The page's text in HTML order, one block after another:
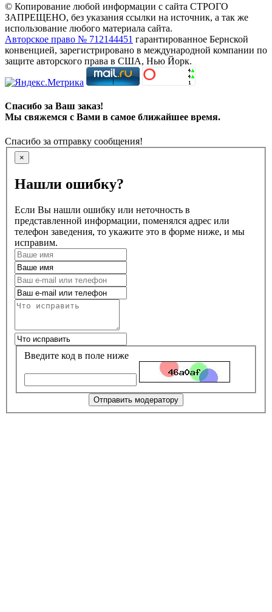
© Копирование любой информации с сайта СТРОГО
ЗАПРЕЩЕНО, без указания ссылки на источник, а так же
использование любого материала сайта.
Авторское право № 712144451 гарантированное Бернской
конвенцией, зарегистрировано в международной компании по
защите авторского права в США, Нью Йорк.
Спасибо за Ваш заказ!
Мы свяжемся с Вами в самое ближайшее время.
Спасибо за отправку сообщения!
×
Нашли ошибку?
Если Вы нашли ошибку или неточность в
представленной информации, поменялся адрес или
телефон заведения, то укажите это в форме ниже, и мы
исправим.
Введите код в поле ниже
Отправить модератору